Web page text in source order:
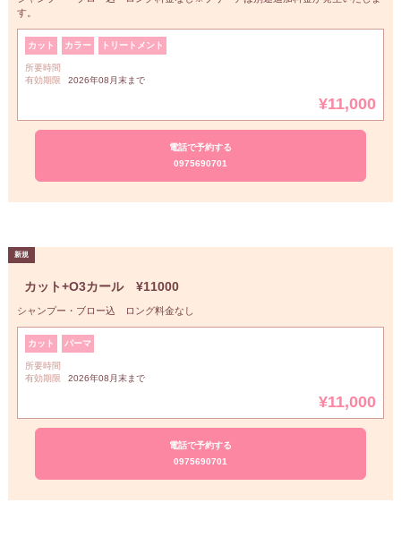
す。
カット カラー トリートメント
所要時間
有効期限
2026年08月末まで
¥11,000
電話で予約する
0975690701
カット+O3カール ¥11000
シャンプー・ブロー込 ロング料金なし
カット パーマ
所要時間
有効期限
2026年08月末まで
¥11,000
電話で予約する
0975690701